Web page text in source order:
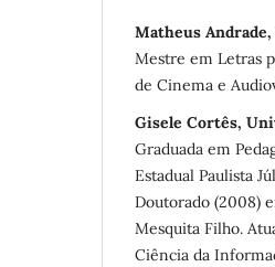
Matheus Andrade,
Mestre em Letras
de Cinema e
Gisele Cortês,
Graduada em
Estadual Paulista
Doutorado (2008)
Mesquita Filho.
Ciência da